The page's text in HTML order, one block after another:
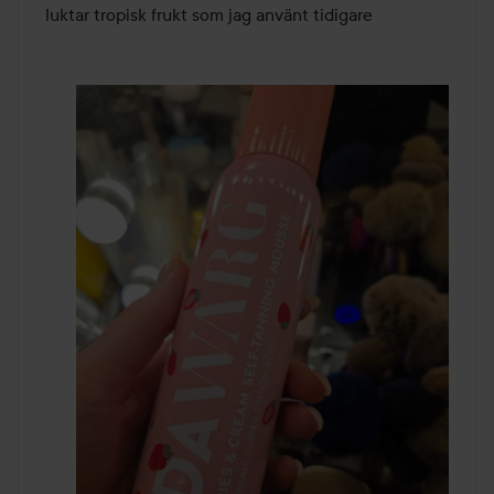
luktar tropisk frukt som jag använt tidigare